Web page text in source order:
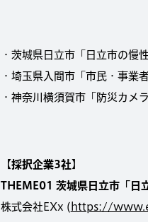
・茨城県日立市「日立市の慢
・埼玉県入間市「市民・事業
・神奈川横須賀市「防災カメ
【採択企業3社】
THEME01 茨城県日立市「日
株式会社EXx ( https://